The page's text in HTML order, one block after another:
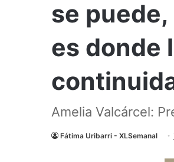
se
es donde
Amelia Valcárcel:
Fátima Uribarri - XLSemanal